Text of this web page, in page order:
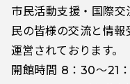
市民活動支援・国際
民の皆様の交流と情
運営されております。
開館時間 8：30～21